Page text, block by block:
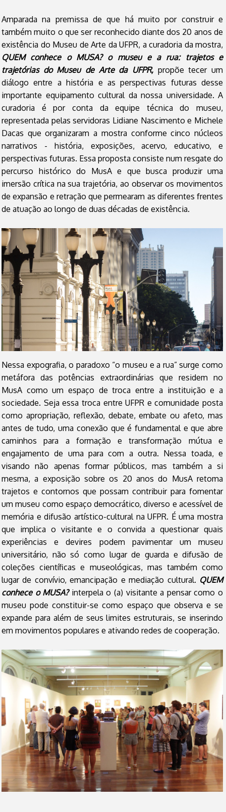
Amparada na premissa de que há muito por construir e
também muito o que ser reconhecido diante dos 20 anos de
existência do Museu de Arte da UFPR, a curadoria da mostra,
QUEM conhece o MUSA? o museu e a rua: trajetos e
trajetórias do Museu de Arte da UFPR, propõe tecer um
diálogo entre a história e as perspectivas futuras desse
importante equipamento cultural da nossa universidade. A
curadoria é por conta da equipe técnica do museu,
representada pelas servidoras Lidiane Nascimento e Michele
Dacas que organizaram a mostra conforme cinco núcleos
narrativos - história, exposições, acervo, educativo, e
perspectivas futuras. Essa proposta consiste num resgate do
percurso histórico do MusA e que busca produzir uma
imersão crítica na sua trajetória, ao observar os movimentos
de expansão e retração que permearam as diferentes frentes
de atuação ao longo de duas décadas de existência.
Nessa expografia, o paradoxo “o museu e a rua” surge como
metáfora das potências extraordinárias que residem no
MusA como um espaço de troca entre a instituição e a
sociedade. Seja essa troca entre UFPR e comunidade posta
como apropriação, reflexão, debate, embate ou afeto, mas
antes de tudo, uma conexão que é fundamental e que abre
caminhos para a formação e transformação mútua e
engajamento de uma para com a outra. Nessa toada, e
visando não apenas formar públicos, mas também a si
mesma, a exposição sobre os 20 anos do MusA retoma
trajetos e contornos que possam contribuir para fomentar
um museu como espaço democrático, diverso e acessível de
memória e difusão artístico-cultural na UFPR. É uma mostra
que implica o visitante e o convida a questionar quais
experiências e devires podem pavimentar um museu
universitário, não só como lugar de guarda e difusão de
coleções científicas e museológicas, mas também como
lugar de convívio, emancipação e mediação cultural. QUEM
conhece o MUSA?interpela o (a) visitante a pensar como o
museu pode constituir-se como espaço que observa e se
expande para além de seus limites estruturais, se inserindo
em movimentos populares e ativando redes de cooperação.